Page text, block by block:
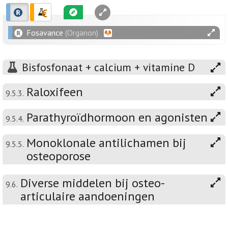
Fosavance (Organon)
Bisfosfonaat + calcium + vitamine D
9.5.3. Raloxifeen
9.5.4. Parathyroïdhormoon en agonisten
9.5.5. Monoklonale antilichamen bij
osteoporose
9.6. Diverse middelen bij osteo-
articulaire aandoeningen